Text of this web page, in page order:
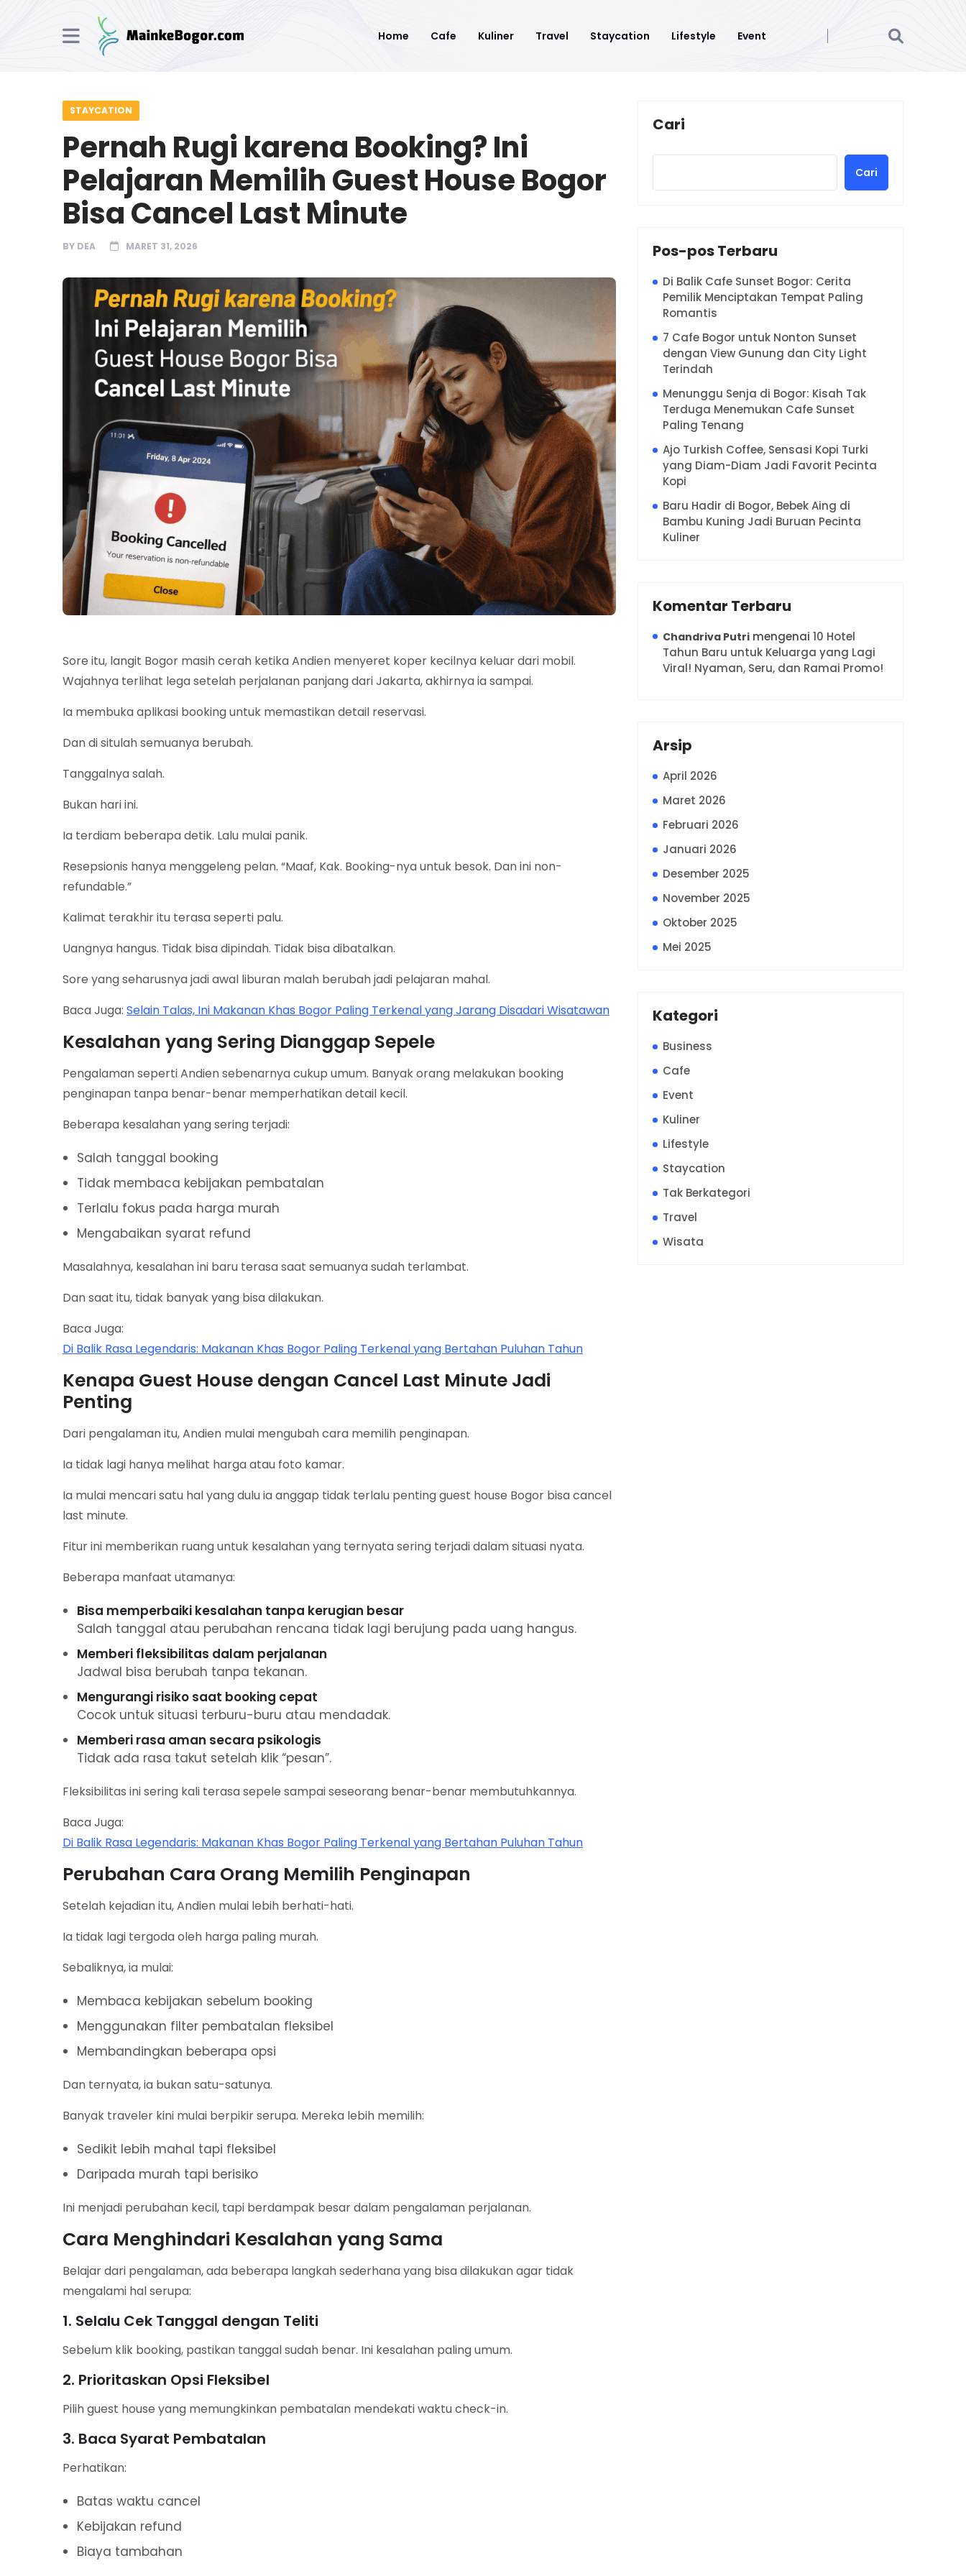
Home Cafe Kuliner Travel Staycation Lifestyle Event
STAYCATION
Pernah Rugi karena Booking? Ini
Pelajaran Memilih Guest House Bogor
Bisa Cancel Last Minute
BY DEA MARET 31, 2026
Sore itu, langit Bogor masih cerah ketika Andien menyeret koper kecilnya keluar dari mobil.
Wajahnya terlihat lega setelah perjalanan panjang dari Jakarta, akhirnya ia sampai.
Ia membuka aplikasi booking untuk memastikan detail reservasi.
Dan di situlah semuanya berubah.
Tanggalnya salah.
Bukan hari ini.
Ia terdiam beberapa detik. Lalu mulai panik.
Resepsionis hanya menggeleng pelan. “Maaf, Kak. Booking-nya untuk besok. Dan ini non-
refundable.”
Kalimat terakhir itu terasa seperti palu.
Uangnya hangus. Tidak bisa dipindah. Tidak bisa dibatalkan.
Sore yang seharusnya jadi awal liburan malah berubah jadi pelajaran mahal.
Baca Juga: Selain Talas, Ini Makanan Khas Bogor Paling Terkenal yang Jarang Disadari Wisatawan
Kesalahan yang Sering Dianggap Sepele
Pengalaman seperti Andien sebenarnya cukup umum. Banyak orang melakukan booking
penginapan tanpa benar-benar memperhatikan detail kecil.
Beberapa kesalahan yang sering terjadi:
Salah tanggal booking
Tidak membaca kebijakan pembatalan
Terlalu fokus pada harga murah
Mengabaikan syarat refund
Masalahnya, kesalahan ini baru terasa saat semuanya sudah terlambat.
Dan saat itu, tidak banyak yang bisa dilakukan.
Baca Juga:
Di Balik Rasa Legendaris: Makanan Khas Bogor Paling Terkenal yang Bertahan Puluhan Tahun
Kenapa Guest House dengan Cancel Last Minute Jadi
Penting
Dari pengalaman itu, Andien mulai mengubah cara memilih penginapan.
Ia tidak lagi hanya melihat harga atau foto kamar.
Ia mulai mencari satu hal yang dulu ia anggap tidak terlalu penting guest house Bogor bisa cancel
last minute.
Fitur ini memberikan ruang untuk kesalahan yang ternyata sering terjadi dalam situasi nyata.
Beberapa manfaat utamanya:
Bisa memperbaiki kesalahan tanpa kerugian besar
Salah tanggal atau perubahan rencana tidak lagi berujung pada uang hangus.
Memberi fleksibilitas dalam perjalanan
Jadwal bisa berubah tanpa tekanan.
Mengurangi risiko saat booking cepat
Cocok untuk situasi terburu-buru atau mendadak.
Memberi rasa aman secara psikologis
Tidak ada rasa takut setelah klik “pesan”.
Fleksibilitas ini sering kali terasa sepele sampai seseorang benar-benar membutuhkannya.
Baca Juga:
Di Balik Rasa Legendaris: Makanan Khas Bogor Paling Terkenal yang Bertahan Puluhan Tahun
Perubahan Cara Orang Memilih Penginapan
Setelah kejadian itu, Andien mulai lebih berhati-hati.
Ia tidak lagi tergoda oleh harga paling murah.
Sebaliknya, ia mulai:
Membaca kebijakan sebelum booking
Menggunakan filter pembatalan fleksibel
Membandingkan beberapa opsi
Dan ternyata, ia bukan satu-satunya.
Banyak traveler kini mulai berpikir serupa. Mereka lebih memilih:
Sedikit lebih mahal tapi fleksibel
Daripada murah tapi berisiko
Ini menjadi perubahan kecil, tapi berdampak besar dalam pengalaman perjalanan.
Cara Menghindari Kesalahan yang Sama
Belajar dari pengalaman, ada beberapa langkah sederhana yang bisa dilakukan agar tidak
mengalami hal serupa:
1. Selalu Cek Tanggal dengan Teliti
Sebelum klik booking, pastikan tanggal sudah benar. Ini kesalahan paling umum.
2. Prioritaskan Opsi Fleksibel
Pilih guest house yang memungkinkan pembatalan mendekati waktu check-in.
3. Baca Syarat Pembatalan
Perhatikan:
Batas waktu cancel
Kebijakan refund
Biaya tambahan
Cari
Cari
Pos-pos Terbaru
Di Balik Cafe Sunset Bogor: Cerita
Pemilik Menciptakan Tempat Paling
Romantis
7 Cafe Bogor untuk Nonton Sunset
dengan View Gunung dan City Light
Terindah
Menunggu Senja di Bogor: Kisah Tak
Terduga Menemukan Cafe Sunset
Paling Tenang
Ajo Turkish Coffee, Sensasi Kopi Turki
yang Diam-Diam Jadi Favorit Pecinta
Kopi
Baru Hadir di Bogor, Bebek Aing di
Bambu Kuning Jadi Buruan Pecinta
Kuliner
Komentar Terbaru
Chandriva Putri mengenai 10 Hotel
Tahun Baru untuk Keluarga yang Lagi
Viral! Nyaman, Seru, dan Ramai Promo!
Arsip
April 2026
Maret 2026
Februari 2026
Januari 2026
Desember 2025
November 2025
Oktober 2025
Mei 2025
Kategori
Business
Cafe
Event
Kuliner
Lifestyle
Staycation
Tak Berkategori
Travel
Wisata